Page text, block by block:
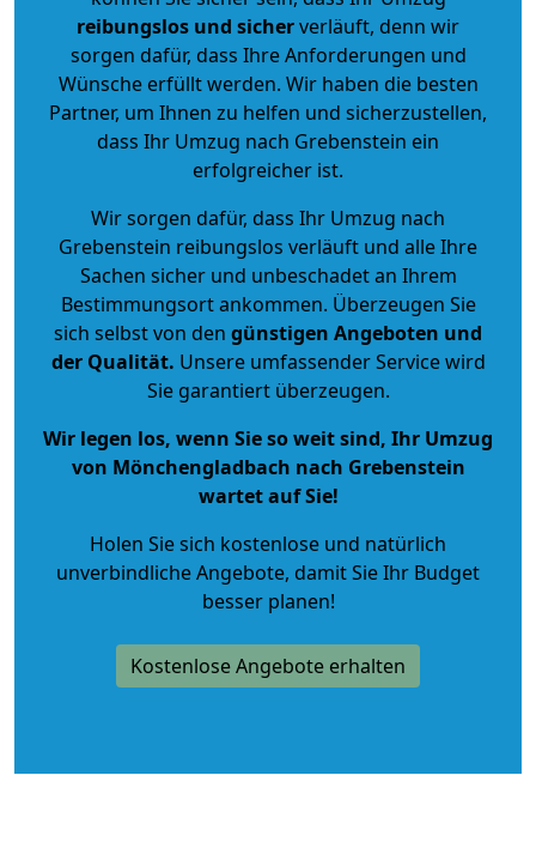
reibungslos und sicherverläuft, denn wir
sorgen dafür, dass Ihre Anforderungen und
Wünsche erfüllt werden. Wir haben die besten
Partner, um Ihnen zu helfen und sicherzustellen,
dass Ihr Umzug nach Grebenstein ein
erfolgreicher ist.
Wir sorgen dafür, dass Ihr Umzug nach
Grebenstein reibungslos verläuft und alle Ihre
Sachen sicher und unbeschadet an Ihrem
Bestimmungsort ankommen. Überzeugen Sie
sich selbst von den günstigen Angeboten und
der Qualität. Unsere umfassender Service wird
Sie garantiert überzeugen.
Wir legen los, wenn Sie so weit sind, Ihr Umzug
von Mönchengladbach nach Grebenstein
wartet auf Sie!
Holen Sie sich kostenlose und natürlich
unverbindliche Angebote, damit Sie Ihr Budget
besser planen!
Kostenlose Angebote erhalten